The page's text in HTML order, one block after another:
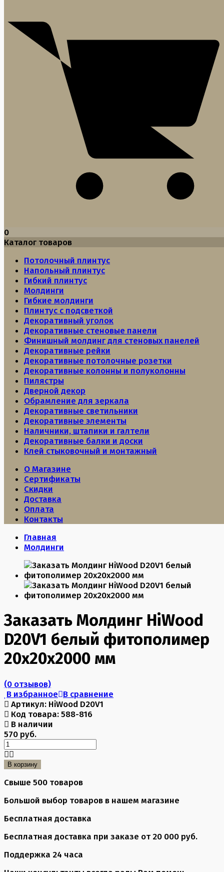
0
Каталог товаров
Потолочный плинтус
Напольный плинтус
Гибкий плинтус
Молдинги
Гибкие молдинги
Плинтус с подсветкой
Декоративный уголок
Декоративные стеновые панели
Финишный молдинг для стеновых панелей
Декоративные рейки
Декоративные потолочные розетки
Декоративные колонны и полуколонны
Пилястры
Дверной декор
Обрамление для зеркала
Декоративные светильники
Декоративные элементы
Наличники, штапики и галтели
Декоративные балки и доски
Клей стыковочный и монтажный
О Магазине
Сертификаты
Скидки
Доставка
Оплата
Контакты
Главная
Молдинги
Заказать Молдинг HiWood
D20V1 белый фитополимер
20х20х2000 мм
(0 отзывов)
В избранное В сравнение
Артикул: HiWood D20V1
Код товара: 588-816
В наличии
570 руб.
В корзину
Свыше 500 товаров
Большой выбор товаров в нашем магазине
Бесплатная доставка
Бесплатная доставка при заказе от 20 000 руб.
Поддержка 24 часа